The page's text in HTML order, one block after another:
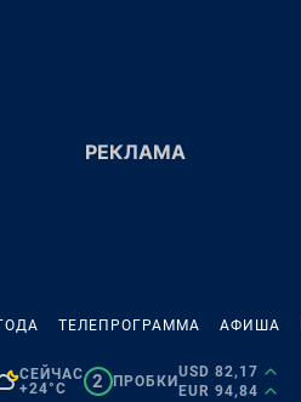
ТЕЛЕПРОГРАММА АФИША
СЕЙЧАС
+24°C
2 ПРОБКИ
USD 82,17
EUR 94,84